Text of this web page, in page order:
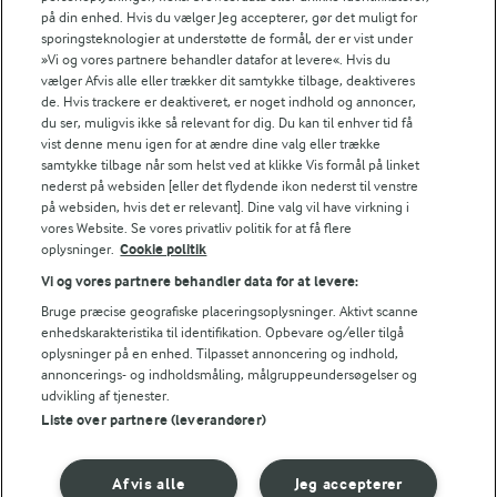
Fødevarestyrelsens smiley-rapporter for Arla Foods
Fødevarestyrelsens smiley-rapporter for Jörd
Fødevarestyrelsens smiley-rapporter for Lurpak PB
Følg
© 2026 Arla Foods
Vælg en anden cookies
på din enhed. Hvis du vælger Jeg accepterer, gør det muligt for
sporingsteknologier at understøtte de formål, der er vist under
»Vi og vores partnere behandler datafor at levere«. Hvis du
vælger Afvis alle eller trækker dit samtykke tilbage, deaktiveres
de. Hvis trackere er deaktiveret, er noget indhold og annoncer,
du ser, muligvis ikke så relevant for dig. Du kan til enhver tid få
vist denne menu igen for at ændre dine valg eller trække
samtykke tilbage når som helst ved at klikke Vis formål på linket
nederst på websiden [eller det flydende ikon nederst til venstre
på websiden, hvis det er relevant]. Dine valg vil have virkning i
vores Website. Se vores privatliv politik for at få flere
oplysninger. Cookie politik
Vi og vores partnere behandler data for at levere:
Bruge præcise geografiske placeringsoplysninger. Aktivt scanne
enhedskarakteristika til identifikation. Opbevare og/eller tilgå
oplysninger på en enhed. Tilpasset annoncering og indhold,
annoncerings- og indholdsmåling, målgruppeundersøgelser og
udvikling af tjenester.
Liste over partnere (leverandører)
Jeg accepterer
Afvis alle